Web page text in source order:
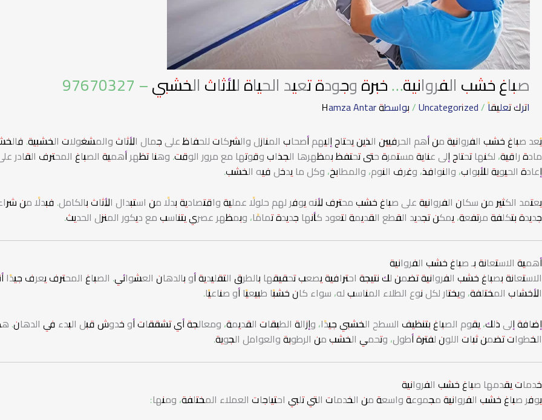
صباغ خشب الفروانية… خبرة وجودة تعيد الحياة للأثاث الخشبي – 97670327
اترك تعليقاً/
Uncategorized/ بواسطةHamza Antar
يُعد صباغ خشب الفروانية من أهم الحرفيين الذين يحتاج إليهم أصحاب المنازل والشركات للحفاظ على جمال الأثاث والمشغولات الخشبية.
مادة راقية، لكنها تحتاج إلى عناية مستمرة حتى تحتفظ بمظهرها الجذاب وقوتها مع مرور الوقت. وهنا تظهر أهمية الصباغ المحترف القادر
إعادة الحيوية للأبواب، والنوافذ، وغرف النوم، والمطابخ، وكل ما يدخل فيه الخشب.
يعتمد الكثير من سكان الفروانية على صباغ خشب محترف لأنه يوفر لهم حلولًا عملية واقتصادية بدلًا من استبدال الأثاث بالكامل. فبدلًا من
جديدة بتكلفة مرتفعة، يمكن تجديد القطع القديمة لتعود كأنها جديدة تمامًا، وبمظهر عصري يتناسب مع ديكور المنزل الحديث.
أهمية الاستعانة بـ صباغ خشب الفروانية
الاستعانة بصباغ خشب الفروانية تضمن لك نتيجة احترافية يصعب تحقيقها بالطرق التقليدية أو بالدهان العشوائي. الصباغ المحترف يعرف جيدًا
الأخشاب المختلفة، ويختار لكل نوع الطلاء المناسب له، سواء كان خشبًا طبيعيًا أو صناعيًا.
إضافة إلى ذلك، يقوم الصباغ بتنظيف السطح الخشبي جيدًا، وإزالة الطبقات القديمة، ومعالجة أي تشققات أو خدوش قبل البدء في الدهان.
الخطوات تضمن ثبات اللون لفترة أطول، وتحمي الخشب من الرطوبة والعوامل الجوية.
خدمات يقدمها صباغ خشب الفروانية
يوفر صباغ خشب الفروانية مجموعة واسعة من الخدمات التي تلبي احتياجات العملاء المختلفة، ومنها: